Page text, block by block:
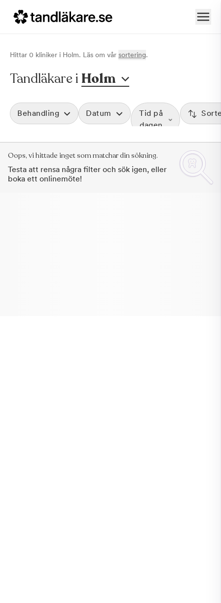
Hittar 0 kliniker i Holm. Läs om vår sortering.
Tandläkare i Holm
Behandling Datum
Tid på
dagen
Oops, vi hittade inget som matchar din sökning.
Testa att rensa några filter och sök igen, eller
boka ett onlinemöte!